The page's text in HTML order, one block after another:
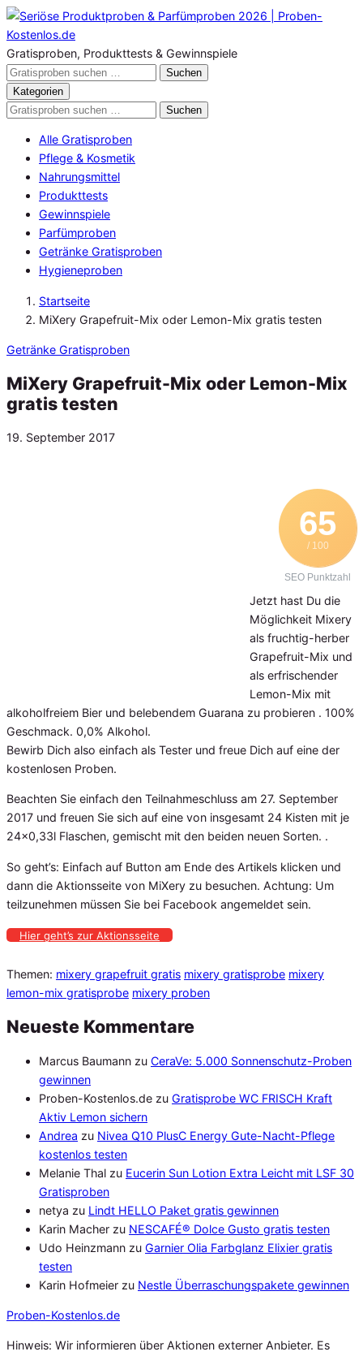
Zum
Inhalt
springen
Gratisproben, Produkttests & Gewinnspiele
Gratisproben
durchsuchen
Suchen
Kategorien
Gratisproben
Suchen
Alle Gratisproben
Pflege & Kosmetik
Nahrungsmittel
Produkttests
Gewinnspiele
Parfümproben
Getränke Gratisproben
Hygieneproben
Startseite
MiXery Grapefruit-Mix oder Lemon-Mix gratis testen
Getränke Gratisproben
MiXery Grapefruit-Mix oder Lemon-Mix
gratis testen
Veröffentlicht
19. September 2017
65
/ 100
SEO Punktzahl
Jetzt hast Du die
Möglichkeit Mixery
als fruchtig-herber
Grapefruit-Mix und
als erfrischender
Lemon-Mix mit
alkoholfreiem Bier und belebendem Guarana zu probieren . 100%
Geschmack. 0,0% Alkohol.
Bewirb Dich also einfach als Tester und freue Dich auf eine der
kostenlosen Proben.
Beachten Sie einfach den Teilnahmeschluss am 27. September
2017 und freuen Sie sich auf eine von insgesamt 24 Kisten mit je
24×0,33l Flaschen, gemischt mit den beiden neuen Sorten. .
So geht’s: Einfach auf Button am Ende des Artikels klicken und
dann die Aktionsseite von MiXery zu besuchen. Achtung: Um
teilzunehmen müssen Sie bei Facebook angemeldet sein.
Hier geht’s zur Aktionsseite
Themen: mixery grapefruit gratis mixery gratisprobe mixery
lemon-mix gratisprobe mixery proben
Neueste Kommentare
Marcus Baumann zu CeraVe: 5.000 Sonnenschutz-Proben
gewinnen
Proben-Kostenlos.de zu Gratisprobe WC FRISCH Kraft
Aktiv Lemon sichern
Andrea zu Nivea Q10 PlusC Energy Gute-Nacht-Pflege
kostenlos testen
Melanie Thal zu Eucerin Sun Lotion Extra Leicht mit LSF 30
Gratisproben
netya zu Lindt HELLO Paket gratis gewinnen
Karin Macher zu NESCAFÉ® Dolce Gusto gratis testen
Udo Heinzmann zu Garnier Olia Farbglanz Elixier gratis
testen
Karin Hofmeier zu Nestle Überraschungspakete gewinnen
Proben-Kostenlos.de
Hinweis: Wir informieren über Aktionen externer Anbieter. Es